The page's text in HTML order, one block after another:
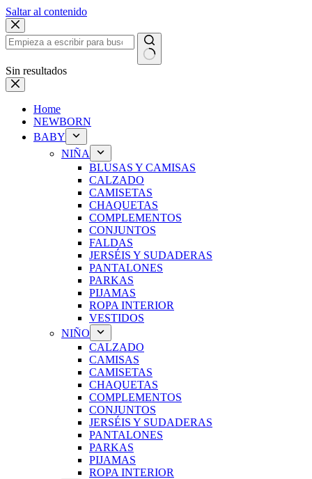
Saltar al contenido
Sin resultados
Home
NEWBORN
BABY
NIÑA
BLUSAS Y CAMISAS
CALZADO
CAMISETAS
CHAQUETAS
COMPLEMENTOS
CONJUNTOS
FALDAS
JERSÉIS Y SUDADERAS
PANTALONES
PARKAS
PIJAMAS
ROPA INTERIOR
VESTIDOS
NIÑO
CALZADO
CAMISAS
CAMISETAS
CHAQUETAS
COMPLEMENTOS
CONJUNTOS
JERSÉIS Y SUDADERAS
PANTALONES
PARKAS
PIJAMAS
ROPA INTERIOR